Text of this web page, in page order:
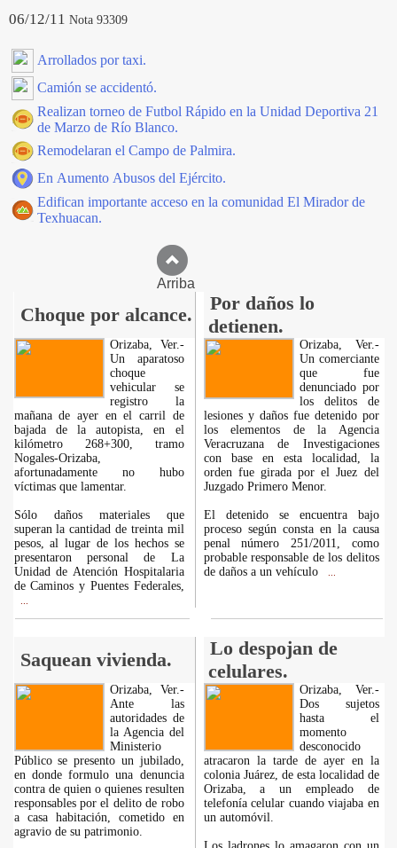
06/12/11 Nota 93309
Arrollados por taxi.
Camión se accidentó.
Realizan torneo de Futbol Rápido en la Unidad Deportiva 21
de Marzo de Río Blanco.
Remodelaran el Campo de Palmira.
En Aumento Abusos del Ejército.
Edifican importante acceso en la comunidad El Mirador de
Texhuacan.
Arriba
Choque por alcance.
Por daños lo
detienen.
Orizaba, Ver.-
Un aparatoso
choque
vehicular se
registro la
mañana de ayer en el carril de
bajada de la autopista, en el
kilómetro 268+300, tramo
Nogales-Orizaba,
afortunadamente no hubo
víctimas que lamentar.
Sólo daños materiales que
superan la cantidad de treinta mil
pesos, al lugar de los hechos se
presentaron personal de La
Unidad de Atención Hospitalaria
de Caminos y Puentes Federales,
Orizaba, Ver.-
Un comerciante
que fue
denunciado por
los delitos de
lesiones y daños fue detenido por
los elementos de la Agencia
Veracruzana de Investigaciones
con base en esta localidad, la
orden fue girada por el Juez del
Juzgado Primero Menor.
El detenido se encuentra bajo
proceso según consta en la causa
penal número 251/2011, como
probable responsable de los delitos
de daños a un vehículo
Saquean vivienda.
Lo despojan de
celulares.
Orizaba, Ver.-
Ante las
autoridades de
la Agencia del
Ministerio
Público se presento un jubilado,
en donde formulo una denuncia
contra de quien o quienes resulten
responsables por el delito de robo
a casa habitación, cometido en
agravio de su patrimonio.
Orizaba, Ver.-
Dos sujetos
hasta el
momento
desconocido
atracaron la tarde de ayer en la
colonia Juárez, de esta localidad de
Orizaba, a un empleado de
telefonía celular cuando viajaba en
un automóvil.